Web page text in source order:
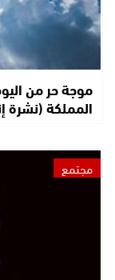
موجة حر من
المملكة (نشرة
مجتمع